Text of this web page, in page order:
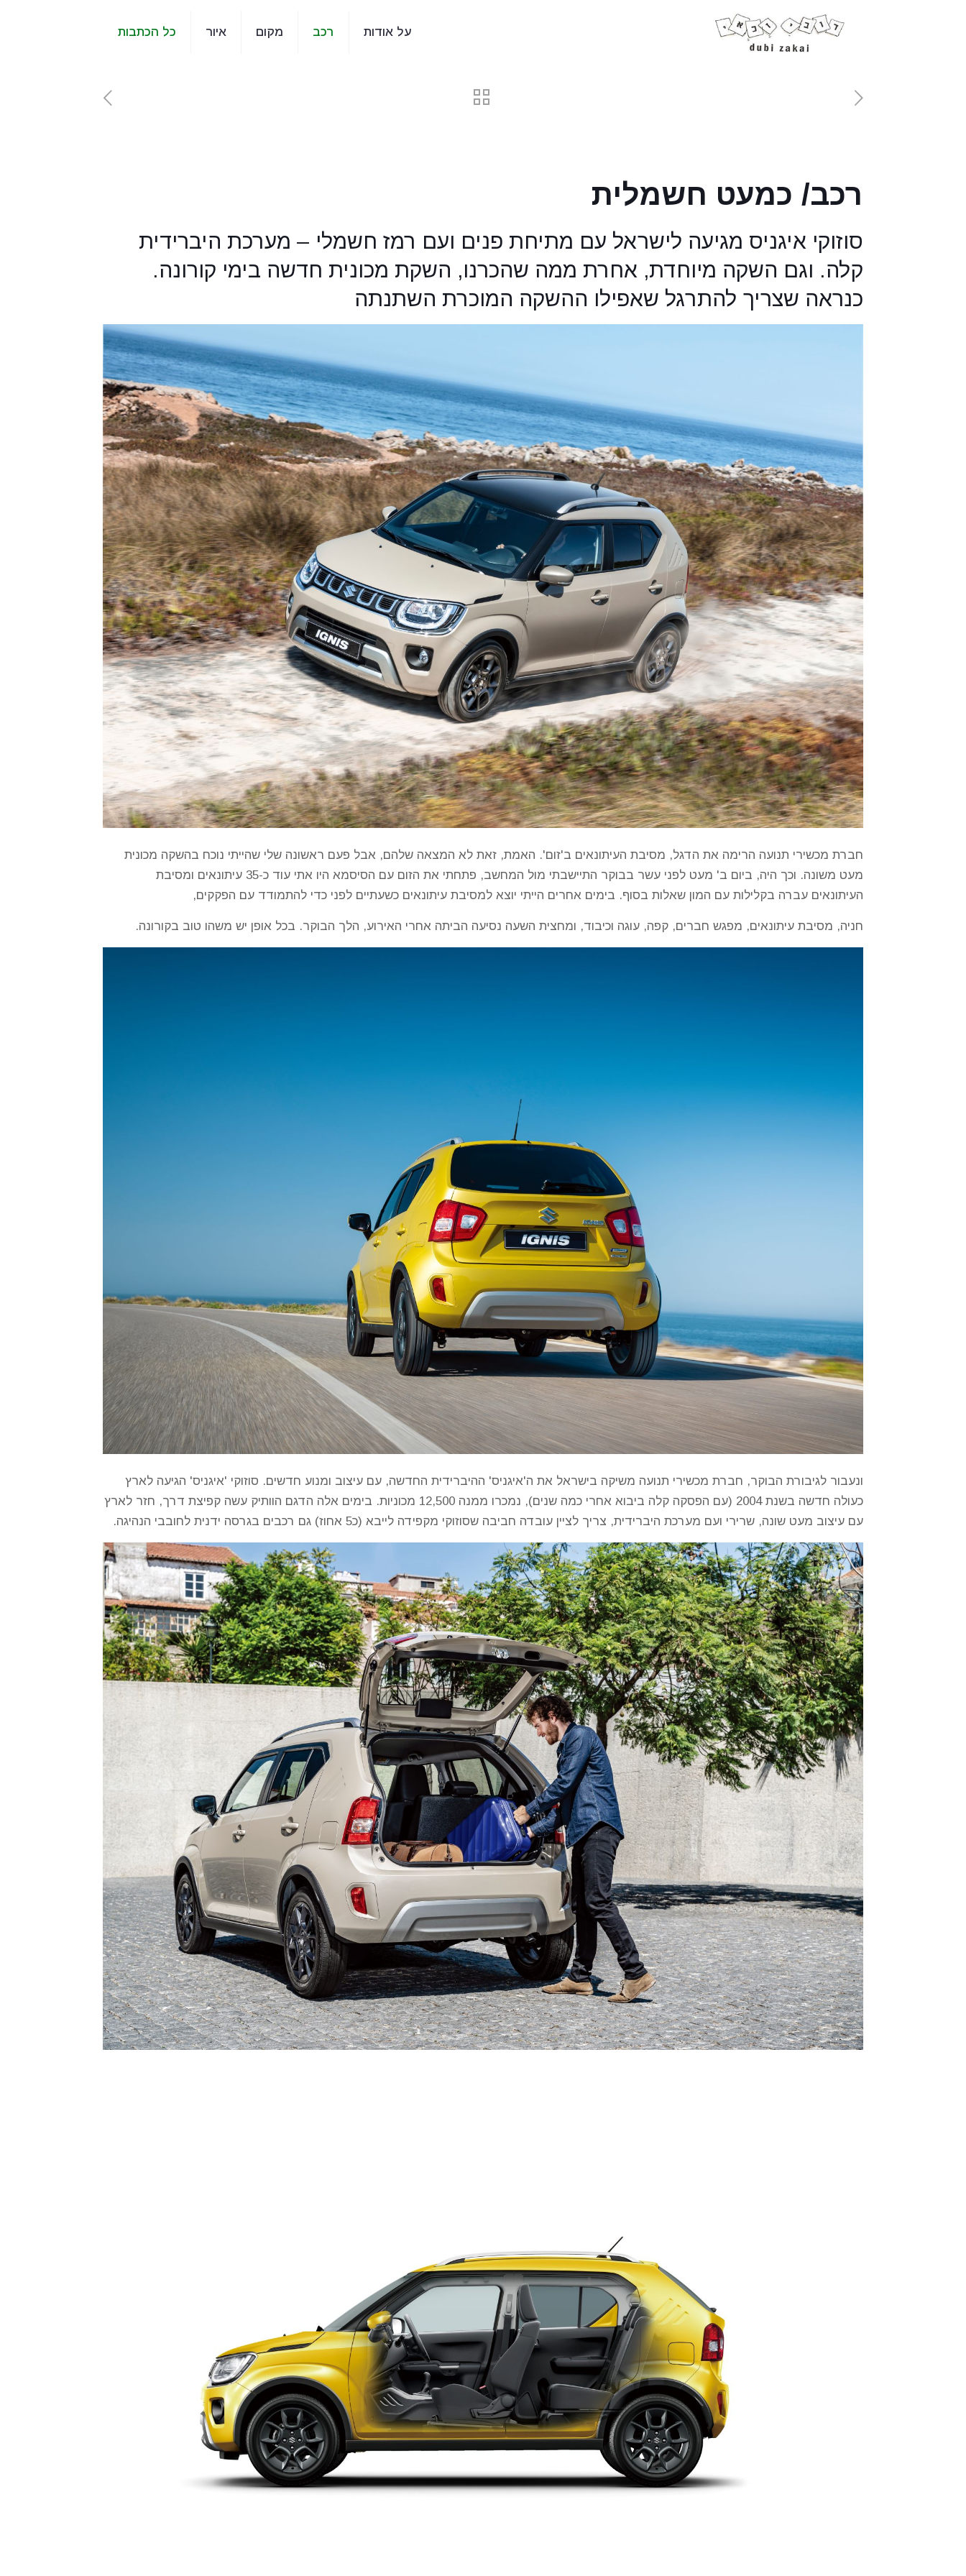
על אודות רכב מקום איור כל הכתבות
רכב/ כמעט חשמלית
סוזוקי איגניס מגיעה לישראל עם מתיחת פנים ועם רמז חשמלי – מערכת היברידית
קלה. וגם השקה מיוחדת, אחרת ממה שהכרנו, השקת מכונית חדשה בימי קורונה.
כנראה שצריך להתרגל שאפילו ההשקה המוכרת השתנתה
חברת מכשירי תנועה הרימה את הדגל, מסיבת העיתונאים ב'זום'. האמת, זאת לא המצאה שלהם, אבל פעם ראשונה שלי שהייתי נוכח בהשקה מכונית
מעט משונה. וכך היה, ביום ב' מעט לפני עשר בבוקר התיישבתי מול המחשב, פתחתי את הזום עם הסיסמא היו אתי עוד כ-35 עיתונאים ומסיבת
העיתונאים עברה בקלילות עם המון שאלות בסוף. בימים אחרים הייתי יוצא למסיבת עיתונאים כשעתיים לפני כדי להתמודד עם הפקקים,
חניה, מסיבת עיתונאים, מפגש חברים, קפה, עוגה וכיבוד, ומחצית השעה נסיעה הביתה אחרי האירוע, הלך הבוקר. בכל אופן יש משהו טוב בקורונה.
ונעבור לגיבורת הבוקר, חברת מכשירי תנועה משיקה בישראל את ה'איגניס' ההיברידית החדשה, עם עיצוב ומנוע חדשים. סוזוקי 'איגניס' הגיעה לארץ
כעולה חדשה בשנת 2004 (עם הפסקה קלה ביבוא אחרי כמה שנים), נמכרו ממנה 12,500 מכוניות. בימים אלה הדגם הוותיק עשה קפיצת דרך, חזר לארץ
עם עיצוב מעט שונה, שרירי ועם מערכת היברידית, צריך לציין עובדה חביבה שסוזוקי מקפידה לייבא (כ5 אחוז) גם רכבים בגרסה ידנית לחובבי הנהיגה.